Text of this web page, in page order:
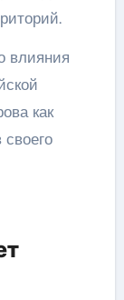
влияния
как